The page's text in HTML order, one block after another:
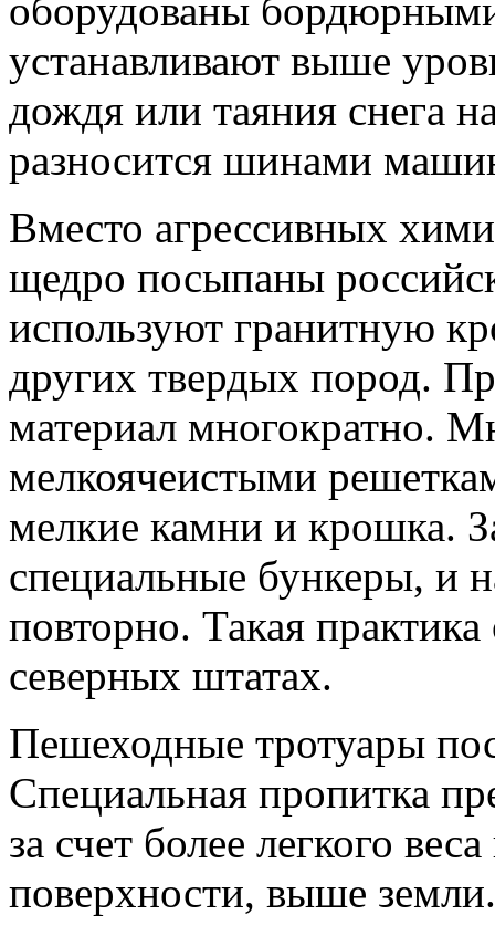
оборудованы
устанавливают выше
дождя или таяния снега
разносится шинами
Вместо агрессивных
щедро посыпаны
используют гранитную
других твердых пород.
материал многократно.
мелкоячеистыми
мелкие камни и крошка.
специальные бункеры, и
повторно. Такая
северных штатах.
Пешеходные тротуары
Специальная пропитка
за счет более легкого
поверхности, выше земли.